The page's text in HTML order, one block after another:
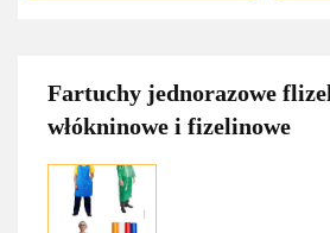
Fartuchy jednorazowe
włókninowe i fizelinowe